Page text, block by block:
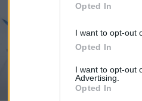
Opted In
I want to opt-out
Opted In
I want to opt-out
Advertising.
Opted In